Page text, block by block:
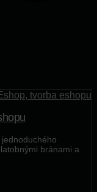
bránami a